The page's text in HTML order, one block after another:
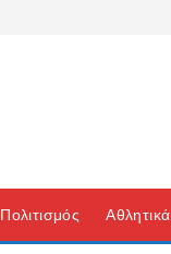
Πολιτισμός Αθλητικά